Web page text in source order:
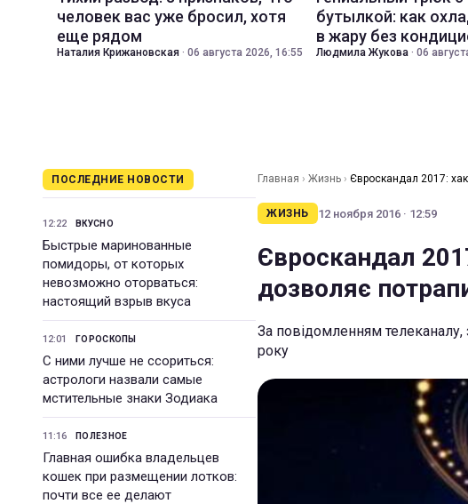
человек вас уже бросил, хотя
еще рядом
Наталия Крижановская · 06 августа 2026, 16:55
бутылкой: как
в жару без
Людмила Жукова · 06
ПОСЛЕДНИЕ НОВОСТИ
12:22 ВКУСНО
Быстрые маринованные
помидоры, от которых
невозможно оторваться:
настоящий взрыв вкуса
12:01 ГОРОСКОПЫ
С ними лучше не ссориться:
астрологи назвали самые
мстительные знаки Зодиака
11:16 ПОЛЕЗНОЕ
Главная ошибка владельцев
кошек при размещении лотков:
почти все ее делают
Главная › Жизнь › Євроскандал 2017:
ЖИЗНЬ 12 ноября 2016 · 12:59
Євроскандал
дозволяє
За повідомленням телеканалу,
року